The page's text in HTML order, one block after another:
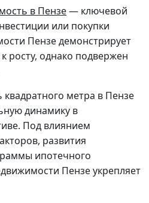
в Пензе— ключевой
или покупки
Пензе демонстрирует
росту, однако подвержен
метра в Пензе
динамику в
Под влиянием
развития
ипотечного
Пензе укрепляет